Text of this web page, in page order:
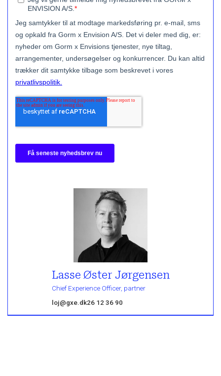
Lasse Øster Jørgensen
Chief Experience Officer, partner
loj@gxe.dk26 12 36 90